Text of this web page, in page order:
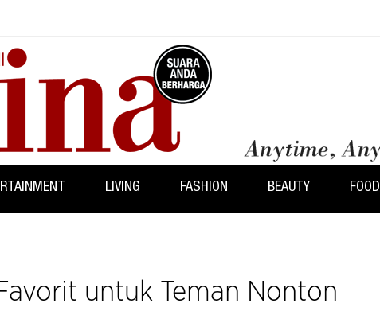
LIVING FASHION BEAUTY FOOD
untuk Teman Nonton